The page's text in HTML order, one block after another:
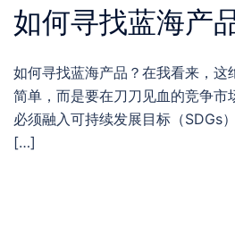
如何寻找蓝海产
如何寻找蓝海产品？在我看来，这
简单，而是要在刀刀见血的竞争
必须融入可持续发展目标（SDGs
[…]